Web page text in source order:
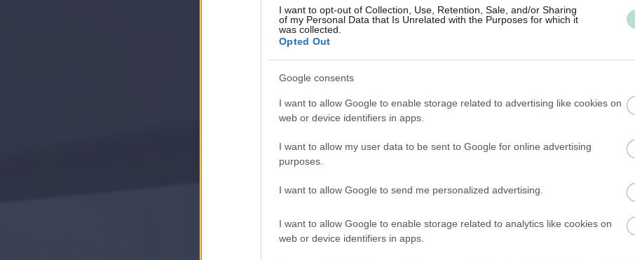
I want to opt-out of Collection, Use, Retention, Sale, and/or Sharing
of my Personal Data that Is Unrelated with the Purposes for which it
was collected.
Opted Out
Google consents
I want to allow Google to enable storage related to advertising like cookies on
web or device identifiers in apps.
I want to allow my user data to be sent to Google for online advertising
purposes.
I want to allow Google to send me personalized advertising.
I want to allow Google to enable storage related to analytics like cookies on
web or device identifiers in apps.
Asunto-osakeyhtiö
Toimiala
Maa-, metsä- ja kalatalous
Palveluliiketoiminta
Terveys- ja sosiaalipalvelut